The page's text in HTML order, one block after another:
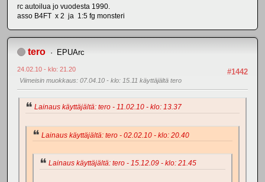
rc autoilua jo vuodesta 1990.
asso B4FT x 2 ja 1:5 fg monsteri
tero EPUArc
#1442
24.02.10 - klo: 21.20
Viimeisin muokkaus: 07.04.10 - klo: 15.11 käyttäjältä tero
Lainaus käyttäjältä: tero - 11.02.10 - klo: 13.37
Lainaus käyttäjältä: tero - 02.02.10 - klo: 20.40
Lainaus käyttäjältä: tero - 15.12.09 - klo: 21.45